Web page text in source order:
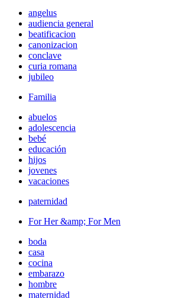
angelus
audiencia general
beatificacion
canonizacion
conclave
curia romana
jubileo
Familia
abuelos
adolescencia
bebé
educación
hijos
jovenes
vacaciones
paternidad
For Her &amp; For Men
boda
casa
cocina
embarazo
hombre
maternidad